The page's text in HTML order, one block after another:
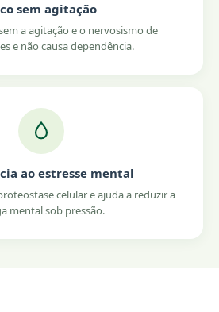
sem agitação
a agitação e o nervosismo de
e não causa dependência.
ao estresse mental
celular e ajuda a reduzir a
mental sob pressão.